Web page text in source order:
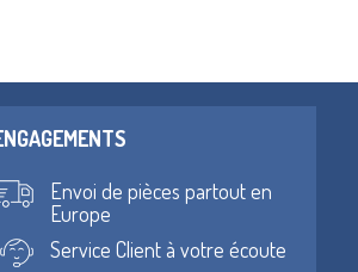
Envoi de pièces partout en
Europe
Service Client à votre écoute